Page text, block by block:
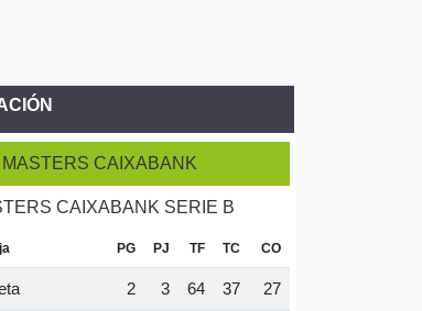
MASTERS CAIXABANK
CAIXABANK SERIE B
PG PJ TF TC CO
2 3 64 37 27